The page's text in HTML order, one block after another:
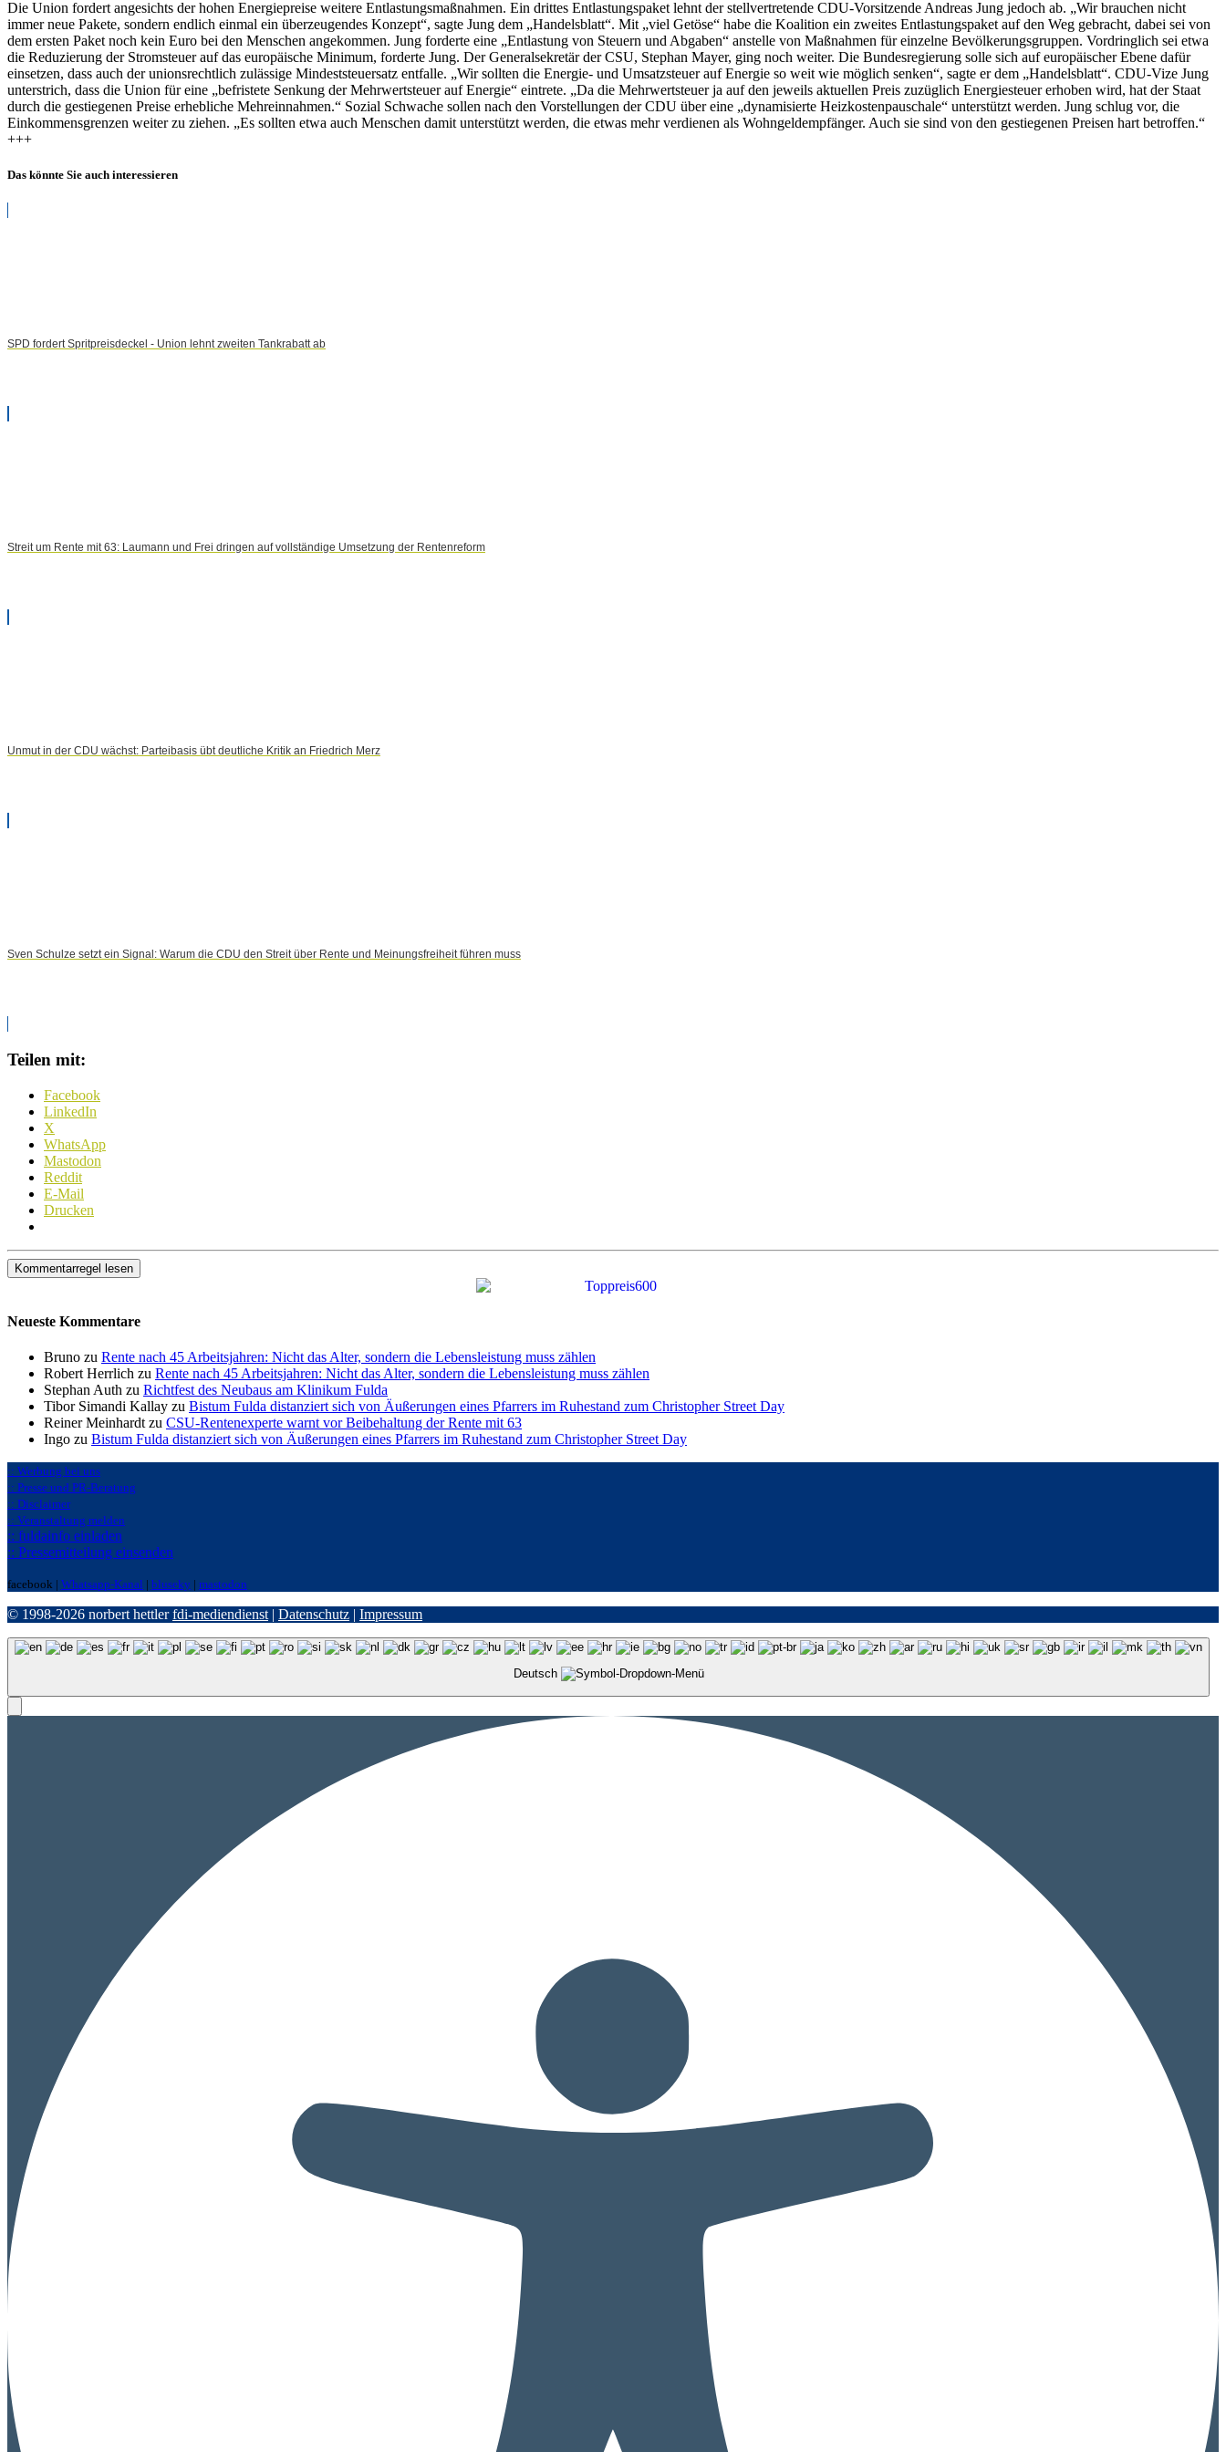
für
weitere
Energiepreis-
Entlastungen
aus
Die Union fordert angesichts der hohen Energiepreise weitere Entlastungsmaßnahmen. Ein drittes Entlastungspaket lehnt der stellvertretende CDU-Vorsitzende Andreas Jung jedoch ab. „Wir brauchen nicht
immer neue Pakete, sondern endlich einmal ein überzeugendes Konzept“, sagte Jung dem „Handelsblatt“. Mit „viel Getöse“ habe die Koalition ein zweites Entlastungspaket auf den Weg gebracht, dabei sei von
dem ersten Paket noch kein Euro bei den Menschen angekommen. Jung forderte eine „Entlastung von Steuern und Abgaben“ anstelle von Maßnahmen für einzelne Bevölkerungsgruppen. Vordringlich sei etwa
die Reduzierung der Stromsteuer auf das europäische Minimum, forderte Jung. Der Generalsekretär der CSU, Stephan Mayer, ging noch weiter. Die Bundesregierung solle sich auf europäischer Ebene dafür
einsetzen, dass auch der unionsrechtlich zulässige Mindeststeuersatz entfalle. „Wir sollten die Energie- und Umsatzsteuer auf Energie so weit wie möglich senken“, sagte er dem „Handelsblatt“. CDU-Vize Jung
unterstrich, dass die Union für eine „befristete Senkung der Mehrwertsteuer auf Energie“ eintrete. „Da die Mehrwertsteuer ja auf den jeweils aktuellen Preis zuzüglich Energiesteuer erhoben wird, hat der Staat
durch die gestiegenen Preise erhebliche Mehreinnahmen.“ Sozial Schwache sollen nach den Vorstellungen der CDU über eine „dynamisierte Heizkostenpauschale“ unterstützt werden. Jung schlug vor, die
Einkommensgrenzen weiter zu ziehen. „Es sollten etwa auch Menschen damit unterstützt werden, die etwas mehr verdienen als Wohngeldempfänger. Auch sie sind von den gestiegenen Preisen hart betroffen.“
+++
Das könnte Sie auch interessieren
SPD fordert Spritpreisdeckel - Union lehnt zweiten Tankrabatt ab
Streit um Rente mit 63: Laumann und Frei dringen auf vollständige Umsetzung der Rentenreform
Unmut in der CDU wächst: Parteibasis übt deutliche Kritik an Friedrich Merz
Sven Schulze setzt ein Signal: Warum die CDU den Streit über Rente und Meinungsfreiheit führen muss
Teilen mit:
Facebook
LinkedIn
X
WhatsApp
Mastodon
Reddit
E-Mail
Drucken
Kommentarregel lesen
Neueste Kommentare
Bruno zu Rente nach 45 Arbeitsjahren: Nicht das Alter, sondern die Lebensleistung muss zählen
Robert Herrlich zu Rente nach 45 Arbeitsjahren: Nicht das Alter, sondern die Lebensleistung muss zählen
Stephan Auth zu Richtfest des Neubaus am Klinikum Fulda
Tibor Simandi Kallay zu Bistum Fulda distanziert sich von Äußerungen eines Pfarrers im Ruhestand zum Christopher Street Day
Reiner Meinhardt zu CSU-Rentenexperte warnt vor Beibehaltung der Rente mit 63
Ingo zu Bistum Fulda distanziert sich von Äußerungen eines Pfarrers im Ruhestand zum Christopher Street Day
:: Werbung bei uns
:: Presse und PR-Beratung
:: Disclaimer
:: Veranstaltung melden
:: fuldainfo einladen
:: Pressemitteilung einsenden
facebook | Whatsapp-Kanal | bluseky | mastodon
© 1998-2026 norbert hettlerfdi-mediendienst | Datenschutz | Impressum
Deutsch